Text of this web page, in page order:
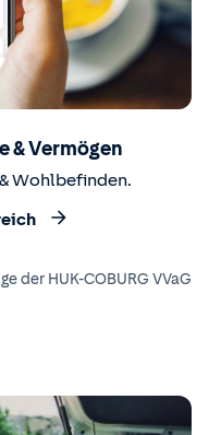
& Vermögen
Wohlbefinden.
der HUK-COBURG VVaG